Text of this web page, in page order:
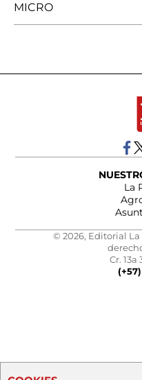
MICRO
La
© 2026, Editorial La
Cr. 13a